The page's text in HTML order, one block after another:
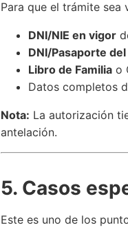
Para que el trámite
DNI/NIE en vigor
DNI/Pasaporte
Libro de Familia o
Datos completos
Nota: La autorización
antelación.
5. Casos
Este es uno de los